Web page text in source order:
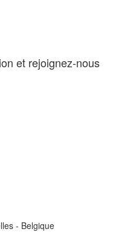
et rejoignez-nous
- Belgique